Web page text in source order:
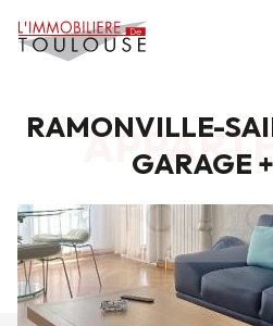
RAMONVILLE-
GARAGE